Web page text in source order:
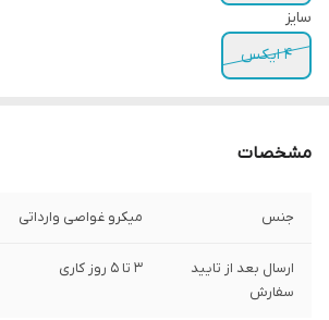
سایز
4 ایکس
مشخصات
جنس میکرو غواصی وارداتی
ارسال بعد از تایید
سفارش
3 تا 5 روز کاری